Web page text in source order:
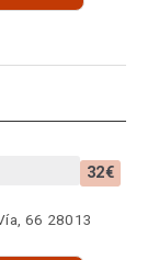
32€
66 28013